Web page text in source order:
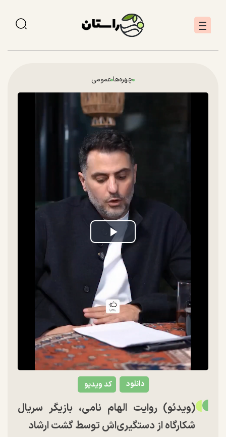
چهره‌هاعمومی
Play
Video
کد ویدیو دانلود
(ویدئو) روایت الهام نامی، بازیگر سریال
شکارگاه از دستگیری‌اش توسط گشت ارشاد